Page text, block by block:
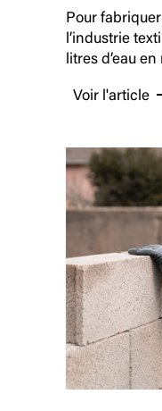
Pour
l’industrie
litres d’eau en
Voir l'article